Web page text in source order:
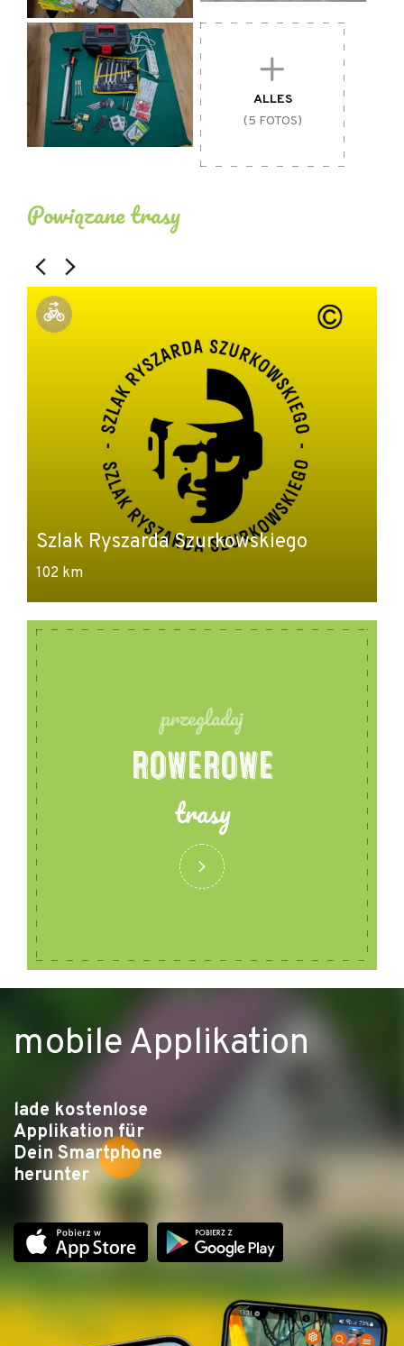
ALLES
(5 FOTOS)
Powiązane trasy
Szlak Ryszarda Szurkowskiego
102 km
przegladaj
ROWEROWE
trasy
mobile Applikation
lade kostenlose
Applikation für
Dein Smartphone
herunter